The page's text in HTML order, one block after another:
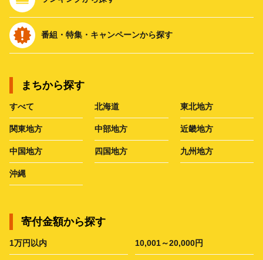
番組・特集・キャンペーンから探す
まちから探す
すべて 北海道 東北地方
関東地方 中部地方 近畿地方
中国地方 四国地方 九州地方
沖縄
寄付金額から探す
1万円以内 10,001～20,000円